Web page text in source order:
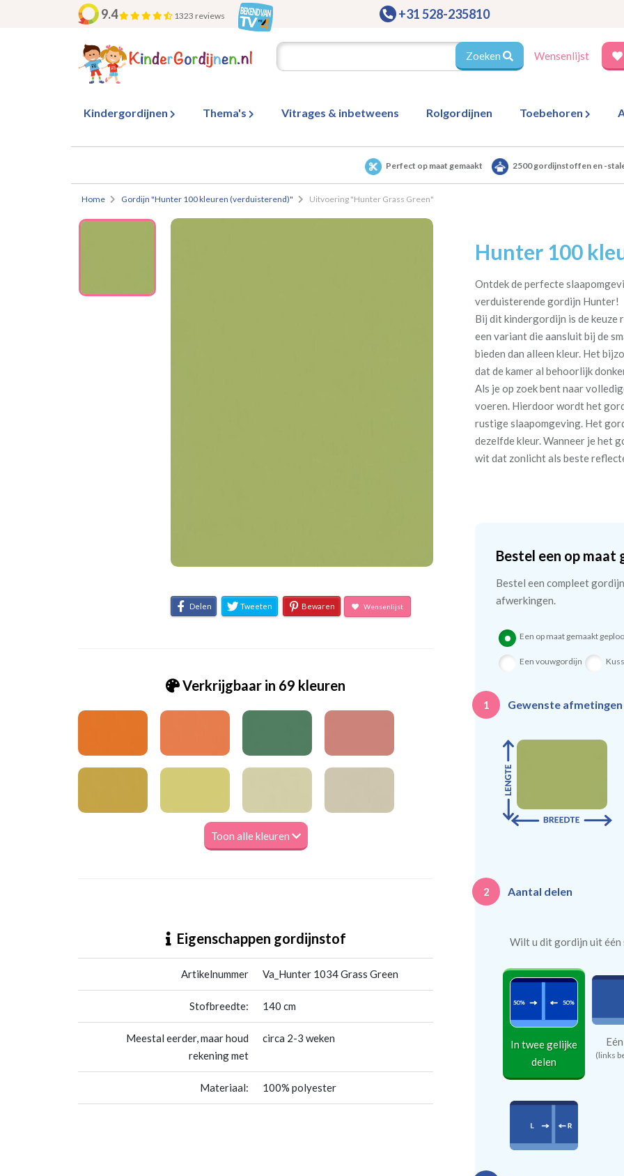
9.4 1323 reviews +31 528-235810
Zoeken Wensenlijst
Kindergordijnen Thema's Vitrages & inbetweens Rolgordijnen Toebehoren
Perfect op maat gemaakt 2500 gordijnstoffen en -
Home Gordijn "Hunter 100 kleuren (verduisterend)" Uitvoering "Hunter Grass Green"
Delen Tweeten Bewaren Wensenlijst
Verkrijgbaar in 69 kleuren
Toon alle kleuren
Eigenschappen gordijnstof
Artikelnummer Va_Hunter 1034 Grass Green
Stofbreedte: 140 cm
Meestal eerder, maar houd
rekening met
circa 2-3 weken
Materiaal: 100% polyester
Hunter 100
Ontdek de perfecte
verduisterende gordijn Hunter!
Bij dit kindergordijn is de keuze
een variant die aansluit bij de
bieden dan alleen kleur. Het
dat de kamer al behoorlijk
Als je op zoek bent naar
voeren. Hierdoor wordt het
rustige slaapomgeving. Het
dezelfde kleur. Wanneer je het
wit dat zonlicht als beste
Bestel een op
Bestel een compleet
afwerkingen.
Een op maat gemaakt
Een vouwgordijn
1 Gewenste afmetingen
2 Aantal delen
Wilt u dit gordijn uit één
In twee gelijke
delen
(links